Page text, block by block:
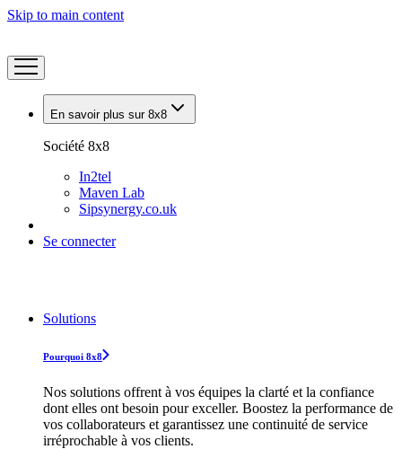
Skip to main content
En savoir plus sur 8x8
Société 8x8
In2tel
Maven Lab
Sipsynergy.co.uk
Se connecter
Solutions
Pourquoi 8x8
Nos solutions offrent à vos équipes la clarté et la confiance
dont elles ont besoin pour exceller. Boostez la performance de
vos collaborateurs et garantissez une continuité de service
irréprochable à vos clients.